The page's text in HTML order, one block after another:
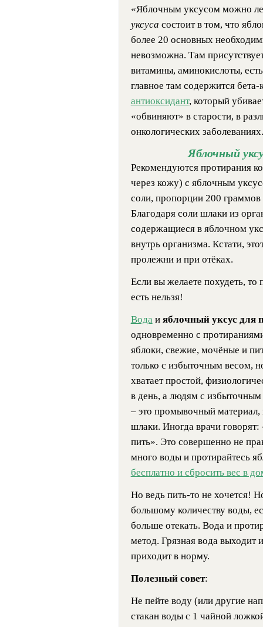
«Яблочным уксусом можно
уксуса состоит в том, что
более 20 основных
невозможна. Там
витамины, аминокислоты,
главное там содержится
aнтиоксидант, который
«обвиняют» в старости, в
онкологических заболеваниях.
Яблочный
Рекомендуются протирания
через кожу) с яблочным
соли, пропорции 200
Благодаря соли шлаки из
содержащиеся в яблочном
внутрь организма. Кстати,
пролежни и при отёках.
Если вы желаете похудеть, то
есть нельзя!
Вода и яблочный уксус для
одновременно с
яблоки, свежие, мочёные и
только с избыточным весом,
хватает простой,
в день, а людям с
– это промывочный материал,
шлаки. Иногда врачи
пить». Это совершенно не
много воды и протирайтесь
бесплатно и сбросить вес в
Но ведь пить-то не хочется!
большому количеству воды,
больше отекать. Вода и
метод. Грязная вода выходит
приходит в норму.
Полезный совет:
Не пейте воду (или другие
стакан воды с 1 чайной